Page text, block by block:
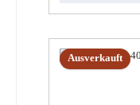
Ausverkauft